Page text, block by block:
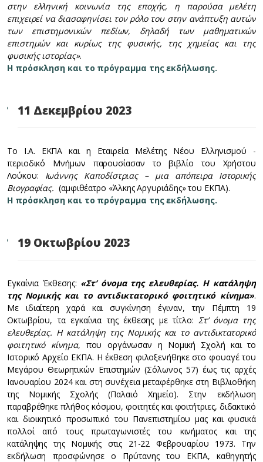
στην ελληνική κοινωνία της εποχής, η παρούσα μελέτη
επιχειρεί να διασαφηνίσει τον ρόλο του στην ανάπτυξη αυτών
των επιστημονικών πεδίων, δηλαδή των μαθηματικών
επιστημών και κυρίως της φυσικής, της χημείας και της
φυσικής ιστορίας».
Η πρόσκληση και το πρόγραμμα της εκδήλωσης.
11 Δεκεμβρίου 2023
Το Ι.Α. ΕΚΠΑ και η Εταιρεία Μελέτης Νέου Ελληνισμού -
περιοδικό Μνήμων παρουσίασαν το βιβλίο του Χρήστου
Λούκου: Ιωάννης Καποδίστριας – μια απόπειρα Ιστορικής
Βιογραφίας. (αμφιθέατρο «Άλκης Αργυριάδης» του ΕΚΠΑ).
Η πρόσκληση και το πρόγραμμα της εκδήλωσης.
19 Οκτωβρίου 2023
Εγκαίνια Έκθεσης: «Στ’ όνομα της ελευθερίας. Η κατάληψη
της Νομικής και το αντιδικτατορικό φοιτητικό κίνημα».
Με ιδιαίτερη χαρά και συγκίνηση έγιναν, την Πέμπτη 19
Οκτωβρίου, τα εγκαίνια της έκθεσης με τίτλο: Στ’ όνομα της
ελευθερίας. Η κατάληψη της Νομικής και το αντιδικτατορικό
φοιτητικό κίνημα, που οργάνωσαν η Νομική Σχολή και το
Ιστορικό Αρχείο ΕΚΠΑ. Η έκθεση φιλοξενήθηκε στο φουαγέ του
Μεγάρου Θεωρητικών Επιστημών (Σόλωνος 57) έως τις αρχές
Ιανουαρίου 2024 και στη συνέχεια μεταφέρθηκε στη Βιβλιοθήκη
της Νομικής Σχολής (Παλαιό Χημείο). Στην εκδήλωση
παραβρέθηκε πλήθος κόσμου, φοιτητές και φοιτήτριες, διδακτικό
και διοικητικό προσωπικό του Πανεπιστημίου μας και φυσικά
πολλοί από τους πρωταγωνιστές του κινήματος και της
κατάληψης της Νομικής στις 21-22 Φεβρουαρίου 1973. Την
εκδήλωση προσφώνησε ο Πρύτανης του ΕΚΠΑ, καθηγητής